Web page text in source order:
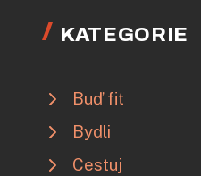
KATEGORIE
Buď fit
Bydli
Cestuj